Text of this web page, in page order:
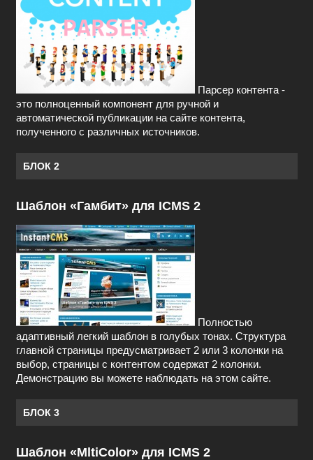
Парсер контента -
это полноценный компонент для ручной и
автоматической публикации на сайте контента,
полученного с различных источников.
БЛОК 2
Шаблон «Гамбит» для ICMS 2
Полностью
адаптивный легкий шаблон в голубых тонах. Структура
главной страницы предусматривает 2 или 3 колонки на
выбор, страницы с контентом содержат 2 колонки.
Демонстрацию вы можете наблюдать на этом сайте.
БЛОК 3
Шаблон «MltiColor» для ICMS 2